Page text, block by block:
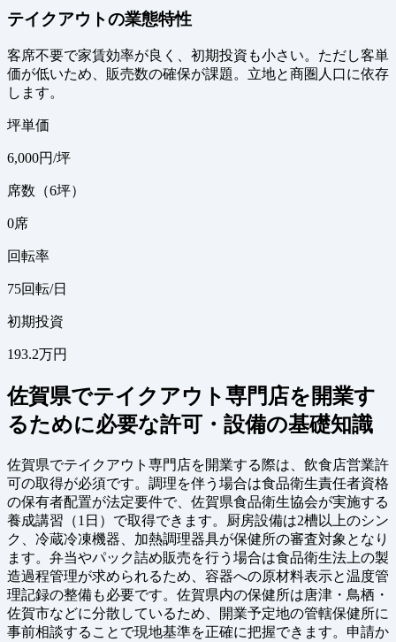
テイクアウトの業態特性
客席不要で家賃効率が良く、初期投資も小さい。ただし客単
価が低いため、販売数の確保が課題。立地と商圏人口に依存
します。
坪単価
6,000円/坪
席数（6坪）
0席
回転率
75回転/日
初期投資
193.2万円
佐賀県でテイクアウト専門店を開業す
るために必要な許可・設備の基礎知識
佐賀県でテイクアウト専門店を開業する際は、飲食店営業許
可の取得が必須です。調理を伴う場合は食品衛生責任者資格
の保有者配置が法定要件で、佐賀県食品衛生協会が実施する
養成講習（1日）で取得できます。厨房設備は2槽以上のシン
ク、冷蔵冷凍機器、加熱調理器具が保健所の審査対象となり
ます。弁当やパック詰め販売を行う場合は食品衛生法上の製
造過程管理が求められるため、容器への原材料表示と温度管
理記録の整備も必要です。佐賀県内の保健所は唐津・鳥栖・
佐賀市などに分散しているため、開業予定地の管轄保健所に
事前相談することで現地基準を正確に把握できます。申請か